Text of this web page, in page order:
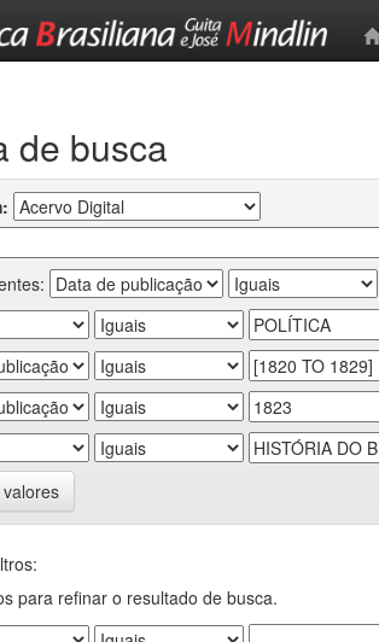
de busca
para refinar o resultado de busca.